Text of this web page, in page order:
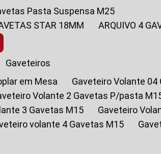
Pasta Suspensa M25
STAR 18MM
ARQUIVO 4
Gaveteiros
em Mesa
Gaveteiro Volante
Volante 2 Gavetas P/pasta
3 Gavetas M15
Gaveteiro
volante 4 Gavetas M15